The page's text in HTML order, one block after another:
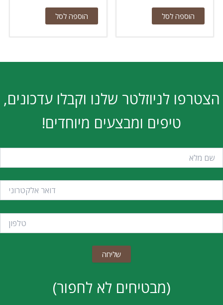
הוספה לסל הוספה לסל
הצטרפו לניוזלטר שלנו וקבלו עדכונים,
טיפים ומבצעים מיוחדים!
(מבטיחים לא לחפור)